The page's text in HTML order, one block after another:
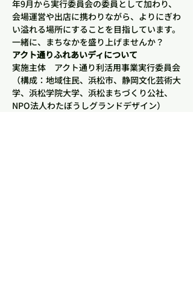
年9月から実行委員会の委員として加わり、
会場運営や出店に携わりながら、よりにぎわ
い溢れる場所にすることを目指しています。
一緒に、まちなかを盛り上げませんか？
アクト通りふれあいディについて
実施主体　アクト通り利活用事業実行委員会
（構成：地域住民、浜松市、静岡文化芸術大
学、浜松学院大学、浜松まちづくり公社、
NPO法人わたぼうしグランドデザイン）